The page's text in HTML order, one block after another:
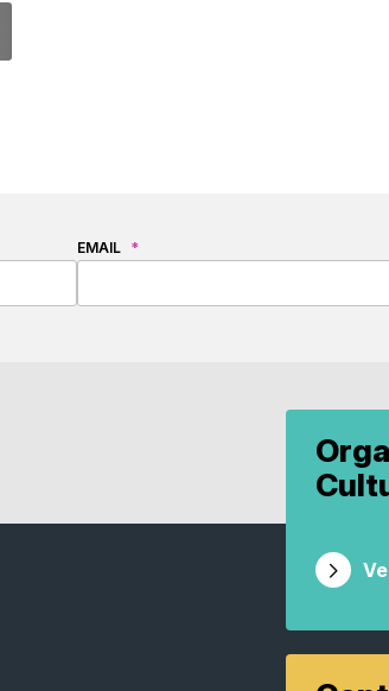
EMAIL *